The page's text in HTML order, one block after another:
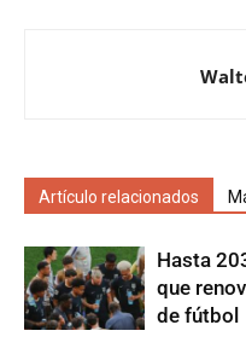
Artículo relacionados
Hasta
que
de fútbol